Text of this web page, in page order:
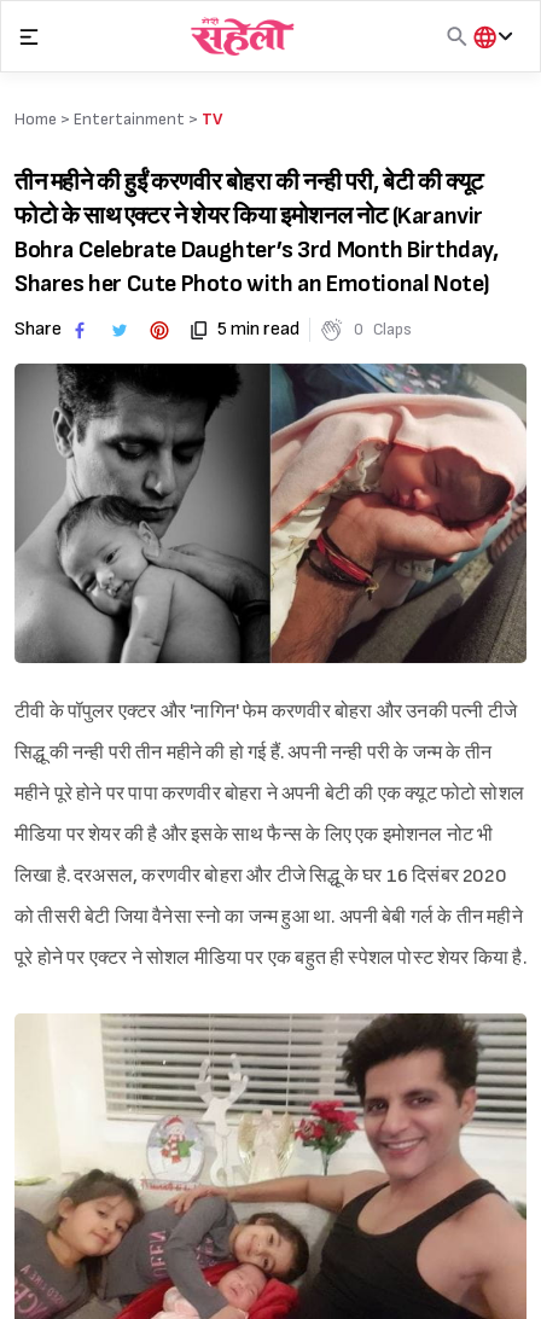
content
हिंदी
Home > Entertainment > TV
तीन महीने की हुईं करणवीर बोहरा की नन्ही परी, बेटी की क्यूट
फोटो के साथ एक्टर ने शेयर किया इमोशनल नोट (Karanvir
Bohra Celebrate Daughter’s 3rd Month Birthday,
Shares her Cute Photo with an Emotional Note)
Share 5 min read 0 Claps
टीवी के पॉपुलर एक्टर और 'नागिन' फेम करणवीर बोहरा और उनकी पत्नी टीजे
सिद्धू की नन्ही परी तीन महीने की हो गई हैं. अपनी नन्ही परी के जन्म के तीन
महीने पूरे होने पर पापा करणवीर बोहरा ने अपनी बेटी की एक क्यूट फोटो सोशल
मीडिया पर शेयर की है और इसके साथ फैन्स के लिए एक इमोशनल नोट भी
लिखा है. दरअसल, करणवीर बोहरा और टीजे सिद्धू के घर 16 दिसंबर 2020
को तीसरी बेटी जिया वैनेसा स्नो का जन्म हुआ था. अपनी बेबी गर्ल के तीन महीने
पूरे होने पर एक्टर ने सोशल मीडिया पर एक बहुत ही स्पेशल पोस्ट शेयर किया है.